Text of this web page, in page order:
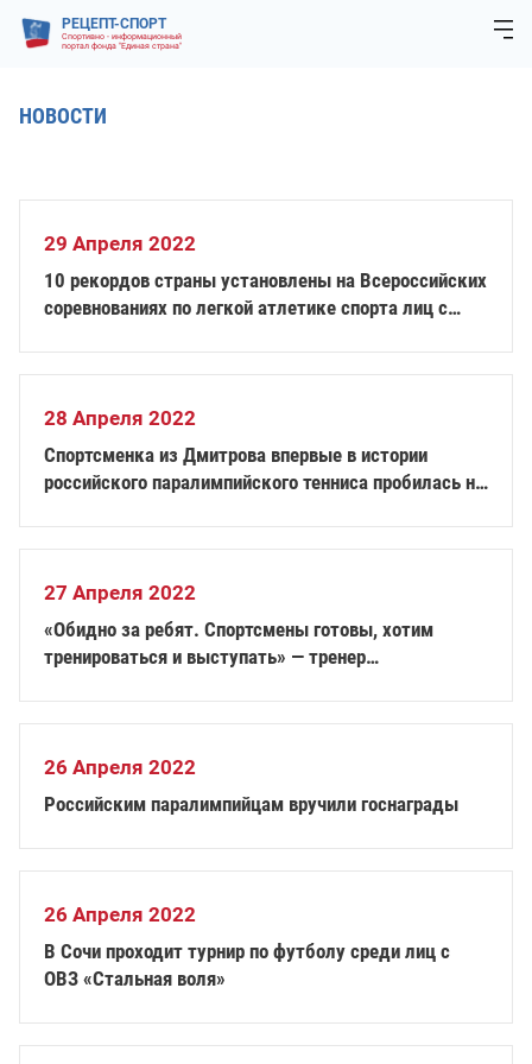
РЕЦЕПТ-СПОРТ
Спортивно - информационный
портал фонда "Единая страна"
НОВОСТИ
29 Апреля 2022
10 рекордов страны установлены на Всероссийских
соревнованиях по легкой атлетике спорта лиц с
28 Апреля 2022
Спортсменка из Дмитрова впервые в истории
российского паралимпийского тенниса пробилась на
27 Апреля 2022
«Обидно за ребят. Спортсмены готовы, хотим
тренироваться и выступать» — тренер
26 Апреля 2022
Российским паралимпийцам вручили госнаграды
26 Апреля 2022
В Сочи проходит турнир по футболу среди лиц с
ОВЗ «Стальная воля»